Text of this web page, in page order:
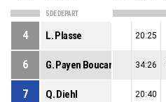
5 DE DEPART
4 L. Plasse 20:25
6 G. Payen Boucard 34:26
7 Q. Diehl 20:40